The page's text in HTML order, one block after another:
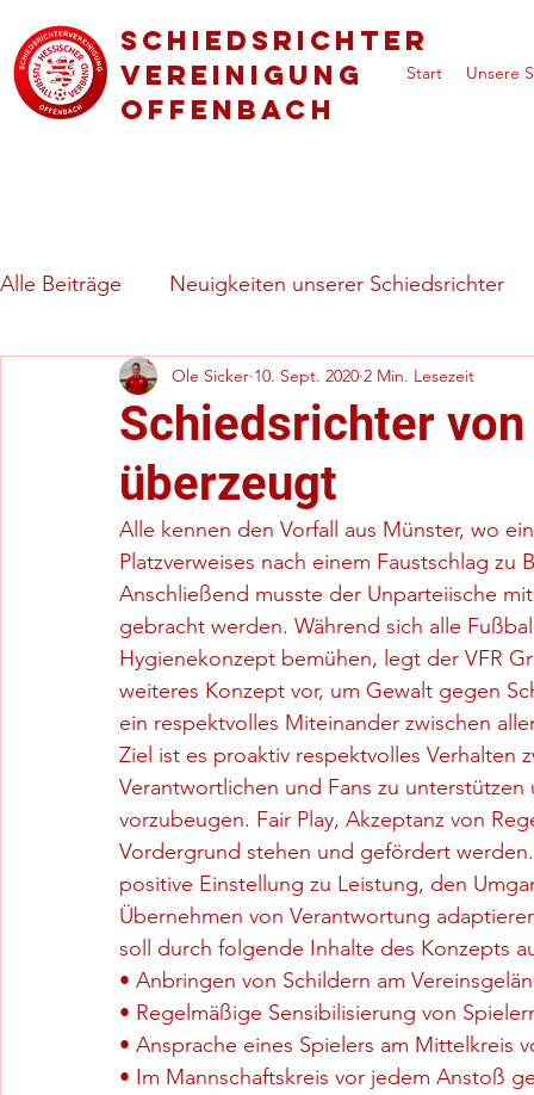
Schiedsrichter
vereinigung
Offenbach
Start Unsere
Alle Beiträge Neuigkeiten unserer Schiedsrichter
Regeln & besondere Spielsituationen
Schiedsrichter
überzeugt
Ole Sicker 10. Sept. 2020 2 Min. Lesezeit
Alle kennen den Vorfall aus Münster, wo
Platzverweises nach einem Faustschlag
Anschließend musste der Unparteiische
gebracht werden. Während sich alle
Hygienekonzept bemühen, legt der VFR
weiteres Konzept vor, um Gewalt gegen
ein respektvolles Miteinander zwischen
Ziel ist es proaktiv respektvolles Verhalten
Verantwortlichen und Fans zu
vorzubeugen. Fair Play, Akzeptanz von
Vordergrund stehen und gefördert
positive Einstellung zu Leistung, den
Übernehmen von Verantwortung
soll durch folgende Inhalte des Konzepts
• Anbringen von Schildern am
• Regelmäßige Sensibilisierung von
• Ansprache eines Spielers am Mittelkreis
• Im Mannschaftskreis vor jedem Anstoß